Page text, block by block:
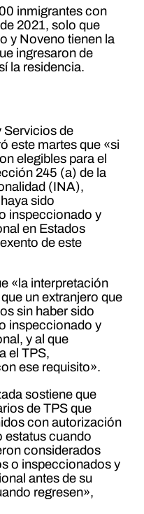
inmigrantes con
2021, solo que
y Noveno tienen la
ingresaron de
la residencia.
Servicios de
este martes que «si
elegibles para el
245 (a) de la
(INA),
sido
inspeccionado y
en Estados
de este
«la interpretación
un extranjero que
sin haber sido
inspeccionado y
y al que
el TPS,
ese requisito».
sostiene que
de TPS que
con autorización
estatus cuando
considerados
o inspeccionados y
antes de su
regresen»,